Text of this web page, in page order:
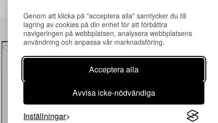
Genom att klicka på "acceptera alla" samtycker du till
lagring av cookies på din enhet för att förbättra
navigeringen på webbplatsen, analysera webbplatsens
användning och anpassa vår marknadsföring.
Acceptera alla
Avvisa icke-nödvändiga
Inställningar
Andra har även tittat på